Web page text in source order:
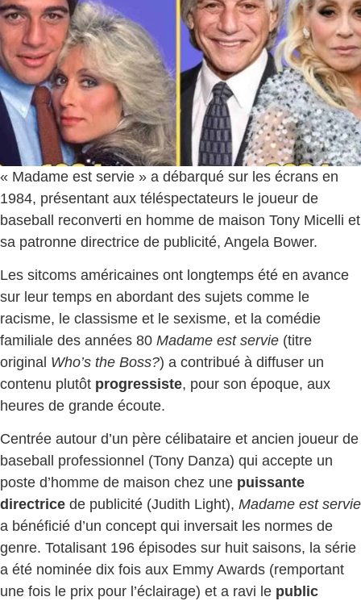
« Madame est servie » a débarqué sur les écrans en
1984, présentant aux téléspectateurs le joueur de
baseball reconverti en homme de maison Tony Micelli et
sa patronne directrice de publicité, Angela Bower.
Les sitcoms américaines ont longtemps été en avance
sur leur temps en abordant des sujets comme le
racisme, le classisme et le sexisme, et la comédie
familiale des années 80 Madame est servie (titre
original Who’s the Boss?) a contribué à diffuser un
contenu plutôt progressiste, pour son époque, aux
heures de grande écoute.
Centrée autour d’un père célibataire et ancien joueur de
baseball professionnel (Tony Danza) qui accepte un
poste d’homme de maison chez une puissante
directrice de publicité (Judith Light), Madame est servie
a bénéficié d’un concept qui inversait les normes de
genre. Totalisant 196 épisodes sur huit saisons, la série
a été nominée dix fois aux Emmy Awards (remportant
une fois le prix pour l’éclairage) et a ravi le public